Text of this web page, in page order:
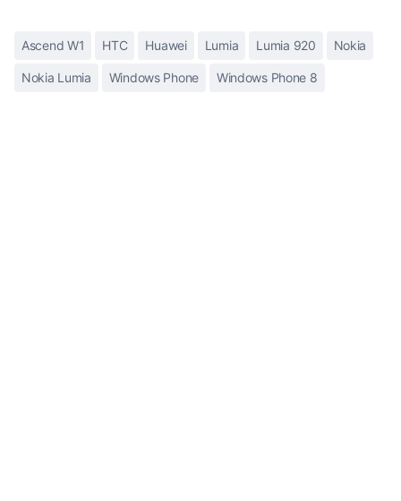
Ascend W1 HTC Huawei Lumia Lumia 920 Nokia
Nokia Lumia Windows Phone Windows Phone 8